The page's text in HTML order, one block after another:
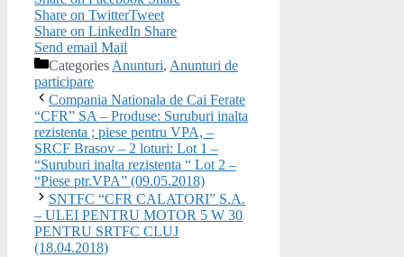
Share on TwitterTweet
Share on LinkedIn Share
Send email Mail
Categories Anunturi, Anunturi de
participare
Compania Nationala de Cai Ferate
“CFR” SA – Produse: Suruburi inalta
rezistenta ; piese pentru VPA, –
SRCF Brasov – 2 loturi: Lot 1 –
“Suruburi inalta rezistenta “ Lot 2 –
“Piese ptr.VPA” (09.05.2018)
SNTFC “CFR CALATORI” S.A.
– ULEI PENTRU MOTOR 5 W 30
PENTRU SRTFC CLUJ
(18.04.2018)